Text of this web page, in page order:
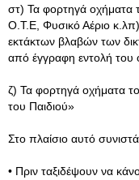
στ) Τα φορτηγά οχήματα
Ο.Τ.Ε, Φυσικό Αέριο κ.λπ)
εκτάκτων βλαβών των
από έγγραφη εντολή του
ζ) Τα φορτηγά οχήματα
του Παιδιού»
Στο πλαίσιο αυτό
• Πριν ταξιδέψουν να